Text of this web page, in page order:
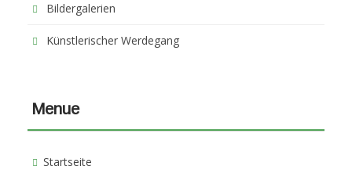
Bildergalerien
Künstlerischer Werdegang
Menue
Startseite